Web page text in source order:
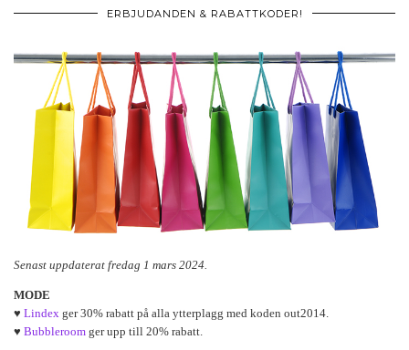
ERBJUDANDEN & RABATTKODER!
Senast uppdaterat fredag 1 mars 2024.
MODE
♥ Lindex ger 30% rabatt på alla ytterplagg med koden out2014.
♥ Bubbleroom ger upp till 20% rabatt.